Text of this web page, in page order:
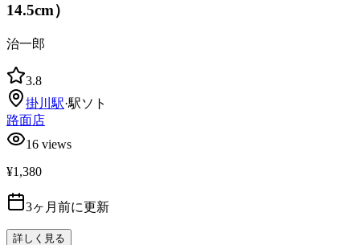
14.5cm）
治一郎
3.8
掛川 駅·駅ソト
路面店
16 views
¥1,380
3ヶ月前に更新
詳しく見る